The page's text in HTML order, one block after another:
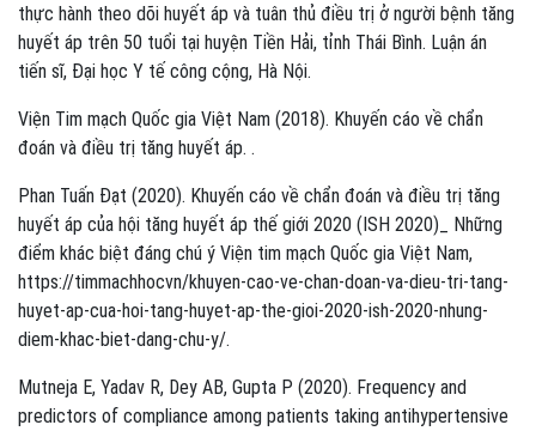
thực hành theo dõi huyết áp và tuân thủ điều trị ở người bệnh tăng
huyết áp trên 50 tuổi tại huyện Tiền Hải, tỉnh Thái Bình. Luận án
tiến sĩ, Đại học Y tế công cộng, Hà Nội.
Viện Tim mạch Quốc gia Việt Nam (2018). Khuyến cáo về chẩn
đoán và điều trị tăng huyết áp. .
Phan Tuấn Đạt (2020). Khuyến cáo về chẩn đoán và điều trị tăng
huyết áp của hội tăng huyết áp thế giới 2020 (ISH 2020)_ Những
điểm khác biệt đáng chú ý Viện tim mạch Quốc gia Việt Nam,
https://timmachhocvn/khuyen-cao-ve-chan-doan-va-dieu-tri-tang-
huyet-ap-cua-hoi-tang-huyet-ap-the-gioi-2020-ish-2020-nhung-
diem-khac-biet-dang-chu-y/.
Mutneja E, Yadav R, Dey AB, Gupta P (2020). Frequency and
predictors of compliance among patients taking antihypertensive